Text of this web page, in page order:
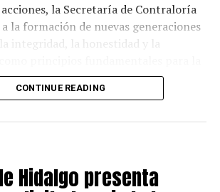
la Secretaría de Contraloría
la formación de nuevas generaciones
integridad, la honestidad y la
de Hidalgo.
CONTINUE READING
Hidalgo presenta